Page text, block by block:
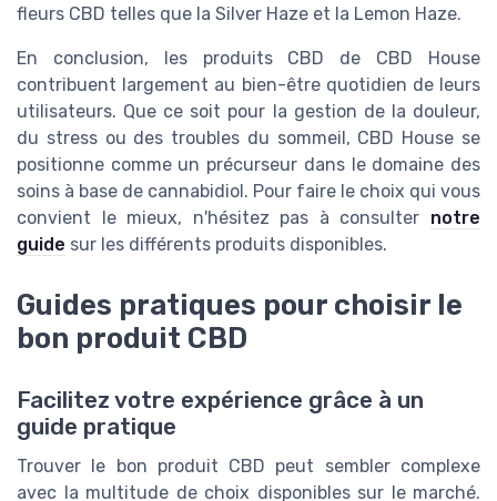
fleurs CBD telles que la Silver Haze et la Lemon Haze.
En conclusion, les produits CBD de CBD House
contribuent largement au bien-être quotidien de leurs
utilisateurs. Que ce soit pour la gestion de la douleur,
du stress ou des troubles du sommeil, CBD House se
positionne comme un précurseur dans le domaine des
soins à base de cannabidiol. Pour faire le choix qui vous
convient le mieux, n'hésitez pas à consulter notre
guide sur les différents produits disponibles.
Guides pratiques pour choisir le
bon produit CBD
Facilitez votre expérience grâce à un
guide pratique
Trouver le bon produit CBD peut sembler complexe
avec la multitude de choix disponibles sur le marché.